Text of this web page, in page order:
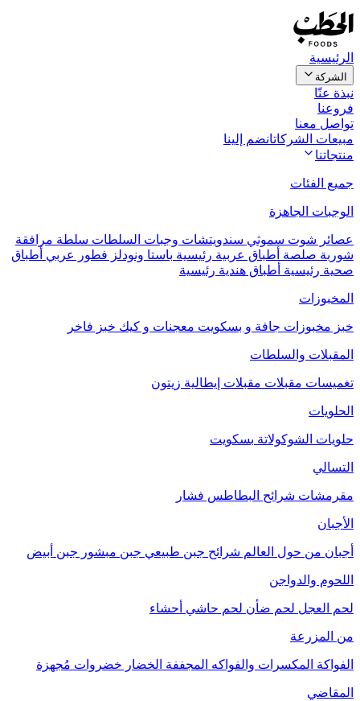
الرئيسية
الشركة
نبذة عنّا
فروعنا
تواصل معنا
مبيعات الشركاتانضم إلينا
منتجاتنا
جميع الفئات
الوجبات الجاهزة
عصائر شوت سموثي سندويتشات وجبات السلطات سلطة مرافقة
شوربة صلصة أطباق عربية رئيسية باستا ونودلز فطور عربي أطباق
صحية رئيسية أطباق هندية رئيسية
المخبوزات
خبز مخبوزات جافة و بسكويت معجنات و كيك خبز فاخر
المقبلات والسلطات
تغميسات مقبلات مقبلات إيطالية زيتون
الحلويات
حلويات الشوكولاتة بسكويت
التسالي
مقرمشات شرائح البطاطس فشار
الأجبان
أجبان من حول العالم شرائح جبن طبيعي جبن مبشور جبن أبيض
اللحوم والدواجن
لحم العجل لحم ضأن لحم حاشي أحشاء
من المزرعة
الفواكة المكسرات والفواكه المجففة الخضار خضروات مُجهزة
المقاضي